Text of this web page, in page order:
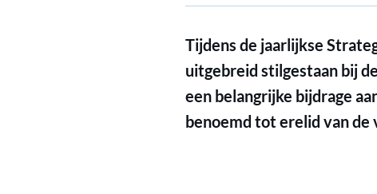
Tijdens de jaarlijkse
uitgebreid stilgestaan bij
een belangrijke bijdrage
benoemd tot erelid van de